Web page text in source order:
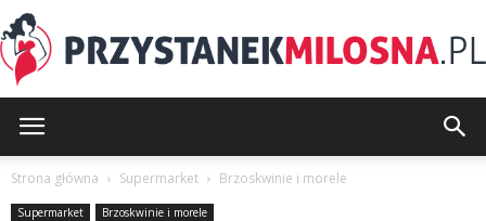
Strona główna Supermarket Brzoskwinie i morele
Supermarket Brzoskwinie i morele